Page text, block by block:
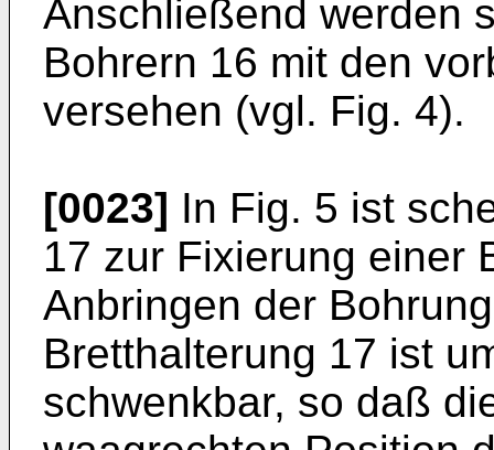
Anschließend werden
Bohrern 16 mit den
versehen (vgl. Fig. 4).
[0023] In Fig. 5 ist
17 zur Fixierung einer
Anbringen der
Bretthalterung 17 ist
schwenkbar, so daß